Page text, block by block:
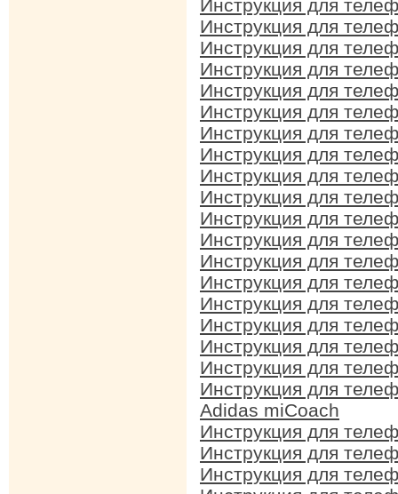
Инструкция для
Инструкция для
Инструкция для
Инструкция для
Инструкция для
Инструкция для
Инструкция для
Инструкция для
Инструкция для
Инструкция для
Инструкция для
Инструкция для
Инструкция для
Инструкция для
Инструкция для
Инструкция для
Инструкция для
Инструкция для
Инструкция для
Adidas miCoach
Инструкция для
Инструкция для
Инструкция для